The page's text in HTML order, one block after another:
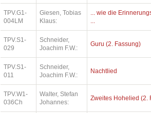
TPV.G1-
004LM
Giesen, Tobias
Klaus:
... wie die
...
TPV.S1-
029
Schneider,
Joachim F.W.:
Guru (2. Fassung)
TPV.S1-
011
Schneider,
Joachim F.W.:
Nachtlied
TPV.W1-
036Ch
Walter, Stefan
Johannes:
Zweites Hohelied (2.